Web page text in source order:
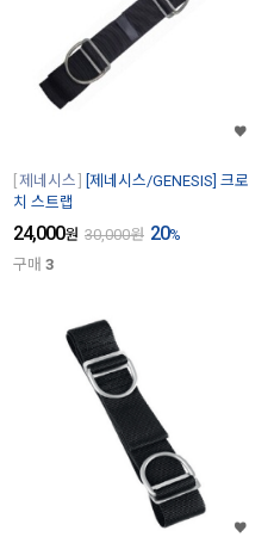
제네시스
[제네시스/GENESIS] 크로
치 스트랩
24,000원 30,000원 20%
구매 3